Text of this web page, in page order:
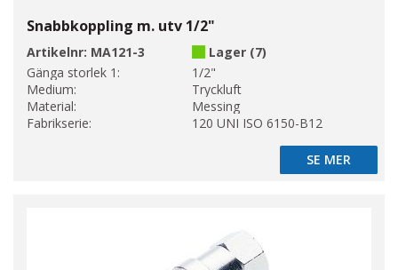
Snabbkoppling m. utv 1/2"
Artikelnr: MA121-3
Lager (7)
Gänga storlek 1:
1/2"
Medium:
Tryckluft
Material:
Messing
Fabrikserie:
120 UNI ISO 6150-B12
SE MER
SE MER